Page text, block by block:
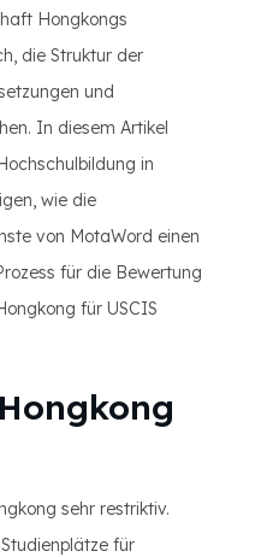
Hongkongs
die Struktur der
und
In diesem Artikel
in
wie die
von MotaWord einen
für die Bewertung
für USCIS
sehr restriktiv.
für